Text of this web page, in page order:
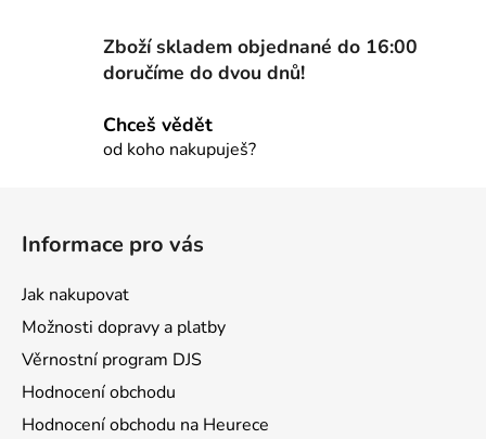
Zboží skladem objednané do 16:00
doručíme do dvou dnů!
Chceš vědět
od koho nakupuješ?
Informace pro vás
Jak nakupovat
Možnosti dopravy a platby
Věrnostní program DJS
Hodnocení obchodu
Hodnocení obchodu na Heurece